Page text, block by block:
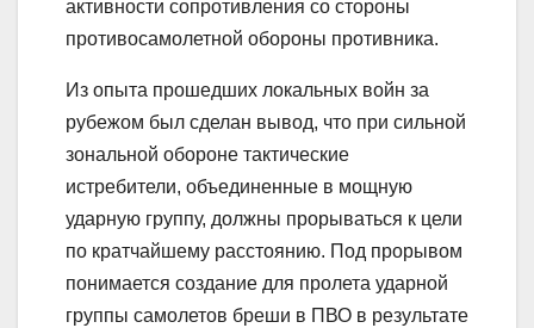
активности сопротивления со стороны
противосамолетной обороны противника.
Из опыта прошедших локальных войн за
рубежом был сделан вывод, что при сильной
зональной обороне тактические
истребители, объединенные в мощную
ударную группу, должны прорываться к цели
по кратчайшему расстоянию. Под прорывом
понимается создание для пролета ударной
группы самолетов бреши в ПВО в результате